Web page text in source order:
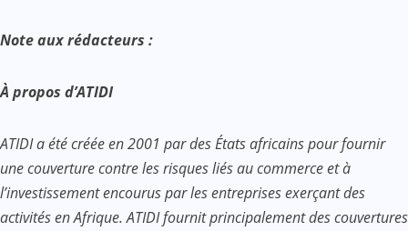
Note aux rédacteurs :
À propos d’ATIDI
ATIDI a été créée en 2001 par des États africains pour fournir
une couverture contre les risques liés au commerce et à
l’investissement encourus par les entreprises exerçant des
activités en Afrique. ATIDI fournit principalement des couvertures